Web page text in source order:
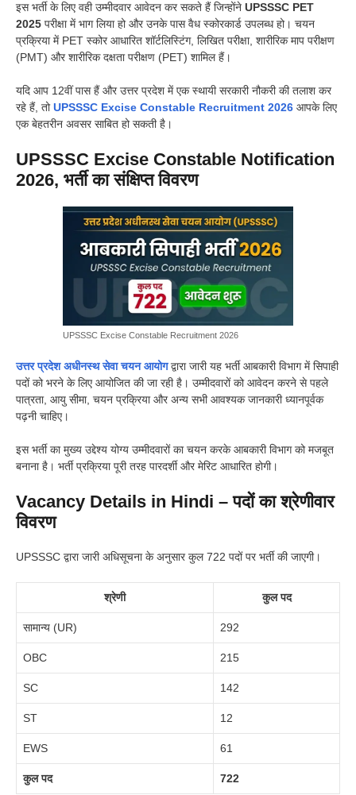
इस भर्ती के लिए वही उम्मीदवार आवेदन कर सकते हैं जिन्होंने UPSSSC PET
2025 परीक्षा में भाग लिया हो और उनके पास वैध स्कोरकार्ड उपलब्ध हो। चयन
प्रक्रिया में PET स्कोर आधारित शॉर्टलिस्टिंग, लिखित परीक्षा, शारीरिक माप परीक्षण
(PMT) और शारीरिक दक्षता परीक्षण (PET) शामिल हैं।
यदि आप 12वीं पास हैं और उत्तर प्रदेश में एक स्थायी सरकारी नौकरी की तलाश कर
रहे हैं, तोUPSSSC Excise Constable Recruitment 2026 आपके लिए
एक बेहतरीन अवसर साबित हो सकती है।
UPSSSC Excise Constable Notification
2026, भर्ती का संक्षिप्त विवरण
UPSSSC Excise Constable Recruitment 2026
उत्तर प्रदेश अधीनस्थ सेवा चयन आयोगद्वारा जारी यह भर्ती आबकारी विभाग में सिपाही
पदों को भरने के लिए आयोजित की जा रही है। उम्मीदवारों को आवेदन करने से पहले
पात्रता, आयु सीमा, चयन प्रक्रिया और अन्य सभी आवश्यक जानकारी ध्यानपूर्वक
पढ़नी चाहिए।
इस भर्ती का मुख्य उद्देश्य योग्य उम्मीदवारों का चयन करके आबकारी विभाग को मजबूत
बनाना है। भर्ती प्रक्रिया पूरी तरह पारदर्शी और मेरिट आधारित होगी।
Vacancy Details in Hindi – पदों का श्रेणीवार
विवरण
UPSSSC द्वारा जारी अधिसूचना के अनुसार कुल 722 पदों पर भर्ती की जाएगी।
श्रेणी कुल पद
सामान्य (UR) 292
OBC 215
SC 142
ST 12
EWS 61
कुल पद 722